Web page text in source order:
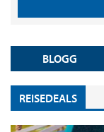
BLOGG
REISEDEALS